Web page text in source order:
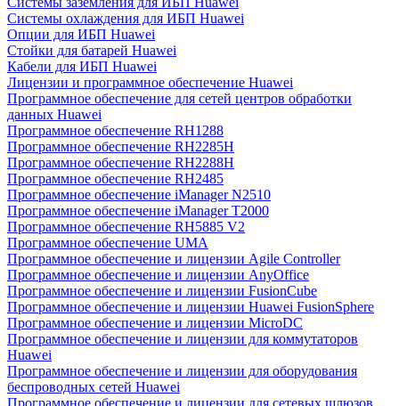
Системы охлаждения для ИБП Huawei
Опции для ИБП Huawei
Стойки для батарей Huawei
Кабели для ИБП Huawei
Лицензии и программное обеспечение Huawei
Программное обеспечение для сетей центров обработки
данных Huawei
Программное обеспечение RH1288
Программное обеспечение RH2285H
Программное обеспечение RH2288H
Программное обеспечение RH2485
Программное обеспечение iManager N2510
Программное обеспечение iManager T2000
Программное обеспечение RH5885 V2
Программное обеспечение UMA
Программное обеспечение и лицензии Agile Controller
Программное обеспечение и лицензии AnyOffice
Программное обеспечение и лицензии FusionCube
Программное обеспечение и лицензии Huawei FusionSphere
Программное обеспечение и лицензии MicroDC
Программное обеспечение и лицензии для коммутаторов
Huawei
Программное обеспечение и лицензии для оборудования
беспроводных сетей Huawei
Программное обеспечение и лицензии для сетевых шлюзов